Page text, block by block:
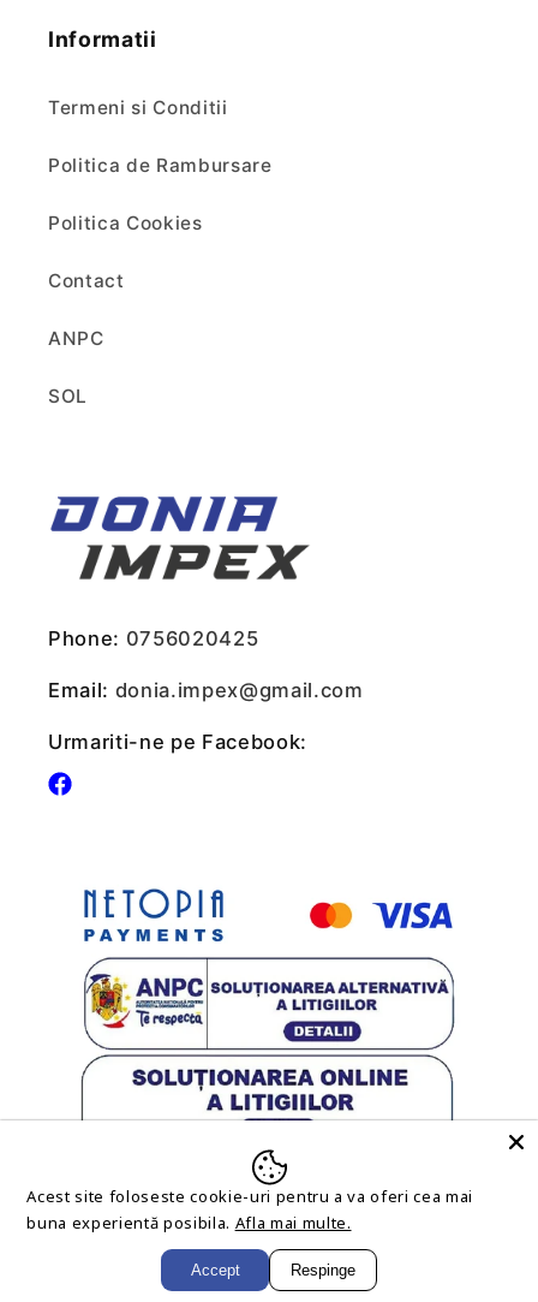
Informatii
Termeni si Conditii
Politica de Rambursare
Politica Cookies
Contact
ANPC
SOL
Phone: 0756020425
Email: donia.impex@gmail.com
Urmariti-ne pe Facebook:
Facebook
Acest site foloseste cookie-uri pentru a va oferi cea mai
buna experientă posibila. Afla mai multe.
Accept Respinge